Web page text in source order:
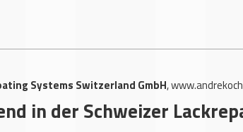
Systems Switzerland GmbH,
in der Schweizer